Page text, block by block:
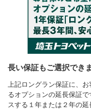
長い保証もご選択でき
上記ロングラン保証に、
るオプションの延長保証
スする１年または２年の